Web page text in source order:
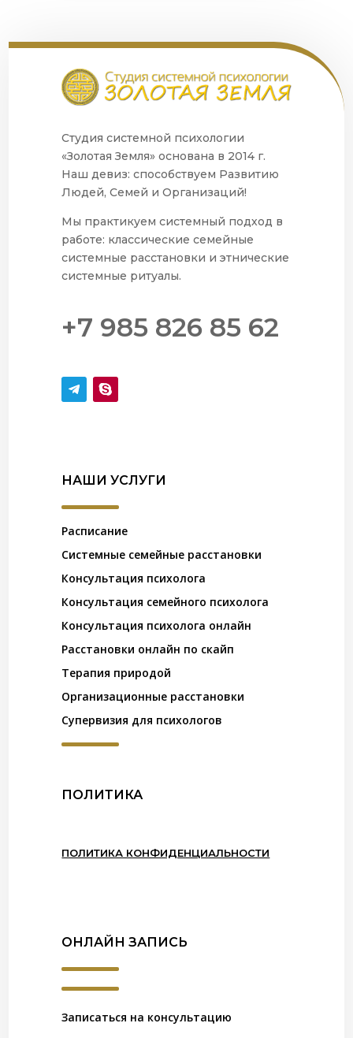
Студия системной психологии
«Золотая Земля» основана в 2014 г.
Наш девиз: способствуем Развитию
Людей, Семей и Организаций!
Мы практикуем системный подход в
работе: классические семейные
системные расстановки и этнические
системные ритуалы.
+7 985 826 85 62
НАШИ УСЛУГИ
Расписание
Системные семейные расстановки
Консультация психолога
Консультация семейного психолога
Консультация психолога онлайн
Расстановки онлайн по скайп
Терапия природой
Организационные расстановки
Супервизия для психологов
ПОЛИТИКА
ПОЛИТИКА КОНФИДЕНЦИАЛЬНОСТИ
ОНЛАЙН ЗАПИСЬ
Записаться на консультацию